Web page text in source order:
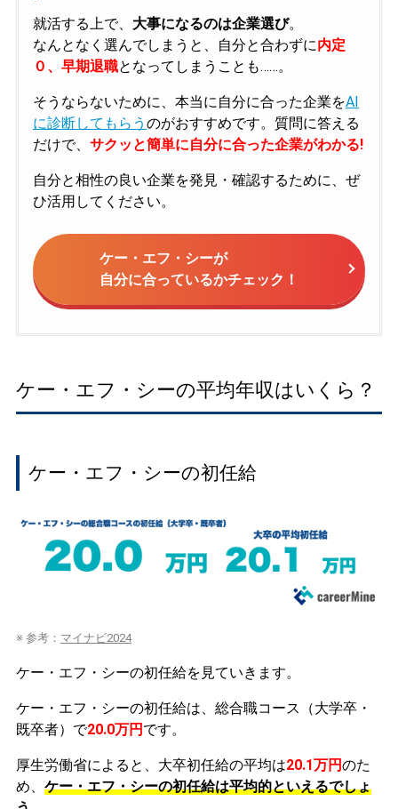
就活する上で、 大事になるのは企業選び。
なんとなく選んでしまうと、自分と合わずに内定
０、早期退職となってしまうことも……。
そうならないために、本当に自分に合った企業をAI
に診断してもらう のがおすすめです。質問に答える
だけで、 サクッと簡単に自分に合った企業がわかる!
自分と相性の良い企業を発見・確認するために、ぜ
ひ活用してください。
ケー・エフ・シーが
自分に合っているかチェック！
ケー・エフ・シーの平均年収はいくら？
ケー・エフ・シーの初任給
※ 参考： マイナビ2024
ケー・エフ・シーの初任給を見ていきます。
ケー・エフ・シーの初任給は、総合職コース（大学卒・
既卒者）で20.0万円 です。
厚生労働省によると、大卒初任給の平均は20.1万円のた
め、 ケー・エフ・シーの初任給は平均的といえるでしょ